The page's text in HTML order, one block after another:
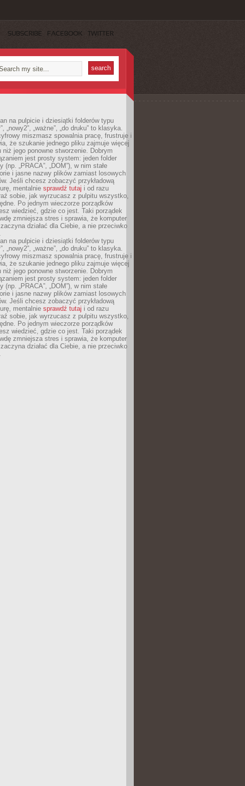
SUBSCRIBE FACEBOOK TWITTER
na pulpicie i dziesiątki folderów typu
„nowy2”, „ważne”, „do druku” to klasyka.
miszmasz spowalnia pracę, frustruje i
że szukanie jednego pliku zajmuje więcej
niż jego ponowne stworzenie. Dobrym
jest prosty system: jeden folder
(np. „PRACA”, „DOM”), w nim stałe
i jasne nazwy plików zamiast losowych
Jeśli chcesz zobaczyć przykładową
mentalnie sprawdź tutaj i od razu
sobie, jak wyrzucasz z pulpitu wszystko,
Po jednym wieczorze porządków
wiedzieć, gdzie co jest. Taki porządek
zmniejsza stres i sprawia, że komputer
działać dla Ciebie, a nie przeciwko
na pulpicie i dziesiątki folderów typu
„nowy2”, „ważne”, „do druku” to klasyka.
miszmasz spowalnia pracę, frustruje i
że szukanie jednego pliku zajmuje więcej
niż jego ponowne stworzenie. Dobrym
jest prosty system: jeden folder
(np. „PRACA”, „DOM”), w nim stałe
i jasne nazwy plików zamiast losowych
Jeśli chcesz zobaczyć przykładową
mentalnie sprawdź tutaj i od razu
sobie, jak wyrzucasz z pulpitu wszystko,
Po jednym wieczorze porządków
wiedzieć, gdzie co jest. Taki porządek
zmniejsza stres i sprawia, że komputer
działać dla Ciebie, a nie przeciwko